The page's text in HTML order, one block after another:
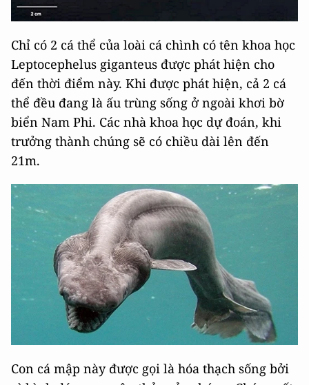
Chỉ có 2 cá thể của loài cá chình có tên khoa học
Leptocephelus giganteus được phát hiện cho
đến thời điểm này. Khi được phát hiện, cả 2 cá
thể đều đang là ấu trùng sống ở ngoài khơi bờ
biển Nam Phi. Các nhà khoa học dự đoán, khi
trưởng thành chúng sẽ có chiều dài lên đến
21m.
Con cá mập này được gọi là hóa thạch sống bởi